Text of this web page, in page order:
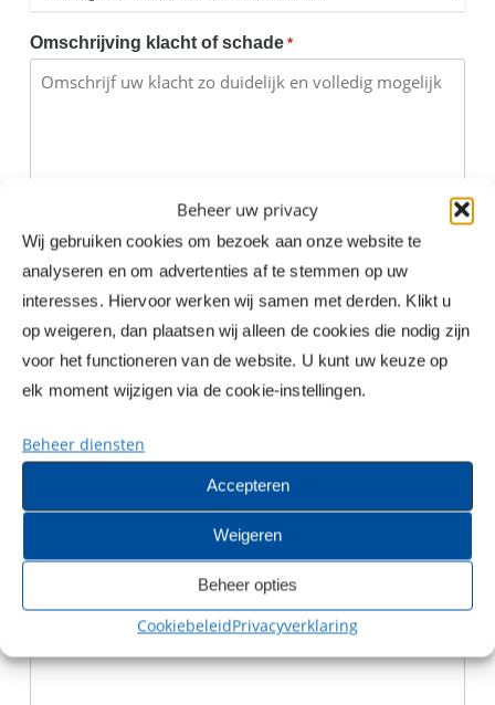
Beheer uw privacy
Wij gebruiken cookies om bezoek aan onze website te
analyseren en om advertenties af te stemmen op uw
interesses. Hiervoor werken wij samen met derden. Klikt u
op weigeren, dan plaatsen wij alleen de cookies die nodig zijn
voor het functioneren van de website. U kunt uw keuze op
elk moment wijzigen via de cookie-instellingen.
Beheer diensten
Accepteren
Weigeren
Beheer opties
CookiebeleidPrivacyverklaring
Omschrijving klacht of schade *